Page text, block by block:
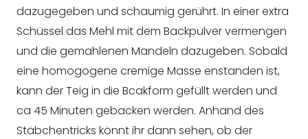
dazugegeben und schaumig gerührt. In einer extra
Schüssel das Mehl mit dem Backpulver vermengen
und die gemahlenen Mandeln dazugeben. Sobald
eine homogogene cremige Masse enstanden ist,
kann der Teig in die Bcakform gefüllt werden und
ca 45 Minuten gebacken werden. Anhand des
Stäbchentricks könnt ihr dann sehen, ob der